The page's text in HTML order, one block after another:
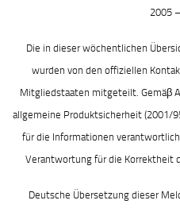
2005
Die in dieser wöchentlichen
wurden von den offiziellen
Mitgliedstaaten mitgeteilt. Gemäβ
allgemeine Produktsicherheit (2001/
für die Informationen
Verantwortung für die Korrektheit
Deutsche Übersetzung dieser